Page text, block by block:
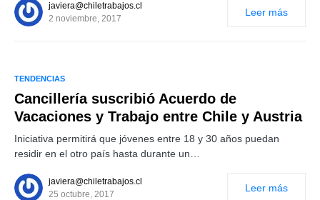
javiera@chiletrabajos.cl
2 noviembre, 2017
Leer más
TENDENCIAS
Cancillería suscribió Acuerdo de
Vacaciones y Trabajo entre Chile y Austria
Iniciativa permitirá que jóvenes entre 18 y 30 años puedan
residir en el otro país hasta durante un…
javiera@chiletrabajos.cl
25 octubre, 2017
Leer más